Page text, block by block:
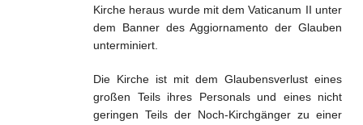
Kirche heraus wurde mit dem Vaticanum II unter
dem Banner des Aggiornamento der Glauben
unterminiert.
Die Kirche ist mit dem Glaubensverlust eines
großen Teils ihres Personals und eines nicht
geringen Teils der Noch-Kirchgänger zu einer